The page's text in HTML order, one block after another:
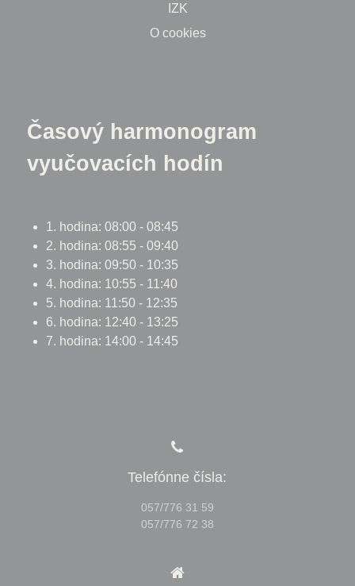
IZK
O cookies
Časový harmonogram
vyučovacích hodín
1. hodina: 08:00 - 08:45
2. hodina: 08:55 - 09:40
3. hodina: 09:50 - 10:35
4. hodina: 10:55 - 11:40
5. hodina: 11:50 - 12:35
6. hodina: 12:40 - 13:25
7. hodina: 14:00 - 14:45
Telefónne čísla:
057/776 31 59
057/776 72 38